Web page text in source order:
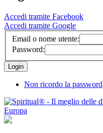
Accedi tramite Facebook
Accedi tramite Google
Email o nome utente:
Password:
Non ricordo la password